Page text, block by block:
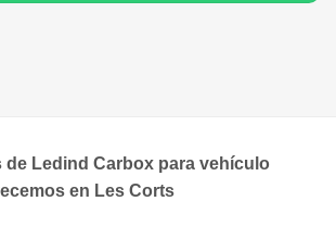
Ledind Carbox para vehículo
en Les Corts